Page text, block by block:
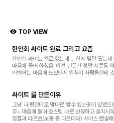
3D 프린팅 영상
미싱 자유게시판
사진
TOP VIEW
한인회 싸이트 완료 그리고 요즘
한인회 싸이트 완료 했는데 ... 한지 몇달 됬는
마음에 들어 하셨음. 예전 만든건 정말 시큰둥
이번꺼는 마음에 드셨던지 열심히 사람들한테
싸이트 를 만든이유
그냥 나 편한데로 맘대로 할수 있는곳이 있었
무~ 마음에 들어 호스팅 바로 신청하고 설치시
샘플과 다르면(보통 좀 다르더라) 서비스 켄슬